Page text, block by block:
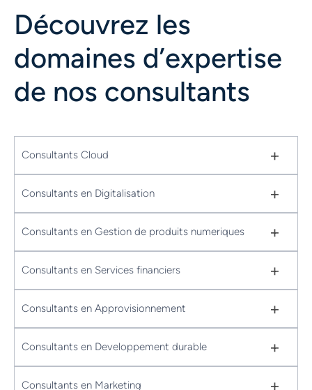
Découvrez les
domaines d’expertise
de nos consultants
Consultants Cloud +
Consultants en Digitalisation +
Consultants en Gestion de produits numeriques +
Consultants en Services financiers +
Consultants en Approvisionnement +
Consultants en Developpement durable +
Consultants en Marketing +